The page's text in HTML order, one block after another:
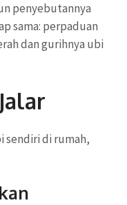
penyebutannya
sama: perpaduan
dan gurihnya ubi
sendiri di rumah,